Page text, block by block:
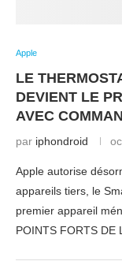
Apple
LE
DEVIENT LE
AVEC
par iphondroid
Apple autorise
appareils tiers, le
premier appareil
POINTS FORTS DE